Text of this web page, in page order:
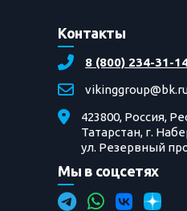
Контакты
8 (800) 234-31-
423800, Россия,
Татарстан, г.
ул. Резервный
Мы в соцсетях